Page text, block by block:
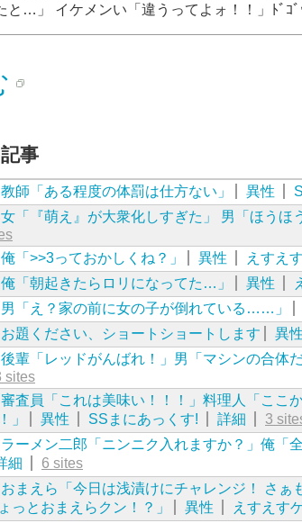
と…」 イケメンい「違うってよォ！！」ﾄﾞｺﾞ
事
教師「ある程度の体罰は仕方ない」 異性
女「『萌え』が大衆化しすぎた」 男「ほうほ
俺「>>3っておかしくね？」 異性 えすえ
俺「朝起きたらロリになってた…」 異性
男「え？家の前に女の子が倒れている……」
お題ください、ショートショートします 異性
後輩「レッドがんばれ！」男「マシンの合体だ
sites
審査員「これは美味い！！！」料理人「こ
」
異性 SSまにあっくす! 詳細
3
ラーメン二郎「ニンニク入れますか？」俺「全
細
6 sites
おまえら「今日は浅漬けにチャレンジ！ さ
っとおまえらクン！？」
異性 えすえす